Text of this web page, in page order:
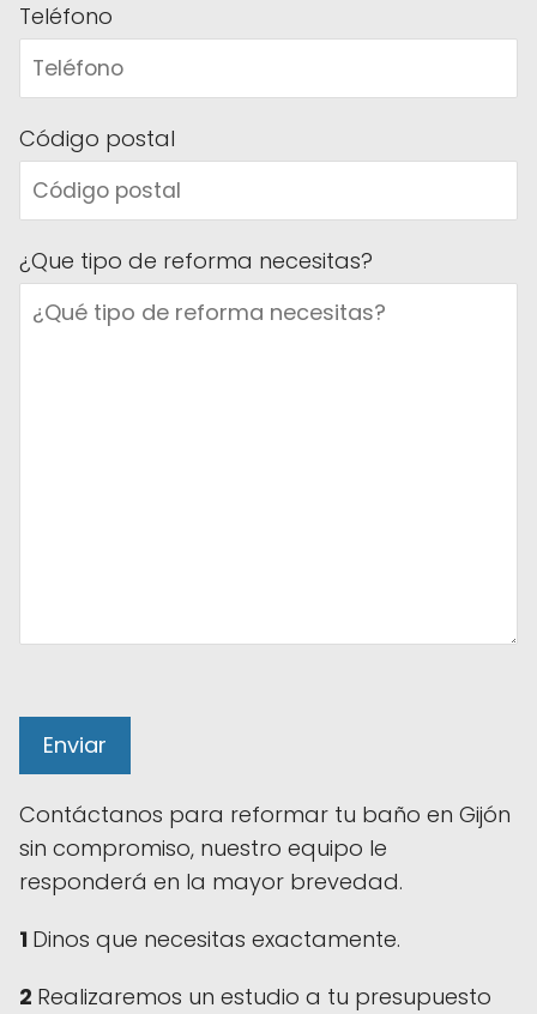
Teléfono
Código postal
¿Que tipo de reforma necesitas?
Contáctanos para reformar tu baño en Gijón
sin compromiso, nuestro equipo le
responderá en la mayor brevedad.
1 Dinos que necesitas exactamente.
2 Realizaremos un estudio a tu presupuesto